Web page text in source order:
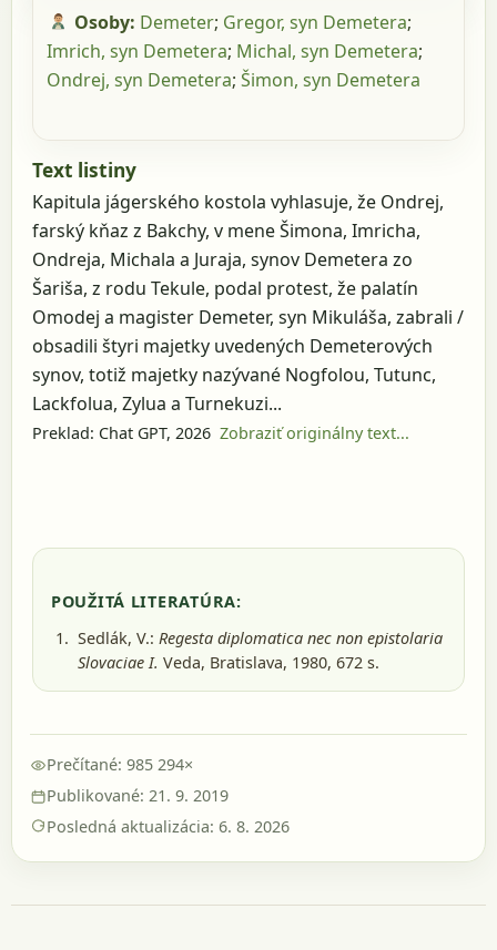
Osoby: Demeter; Gregor, syn Demetera;
Imrich, syn Demetera; Michal, syn Demetera;
Ondrej, syn Demetera; Šimon, syn Demetera
Text listiny
Kapitula jágerského kostola vyhlasuje, že Ondrej,
farský kňaz z Bakchy, v mene Šimona, Imricha,
Ondreja, Michala a Juraja, synov Demetera zo
Šariša, z rodu Tekule, podal protest, že palatín
Omodej a magister Demeter, syn Mikuláša, zabrali /
obsadili štyri majetky uvedených Demeterových
synov, totiž majetky nazývané Nogfolou, Tutunc,
Lackfolua, Zylua a Turnekuzi...
Preklad: Chat GPT, 2026 Zobraziť originálny text...
POUŽITÁ LITERATÚRA:
Sedlák, V.: Regesta diplomatica nec non epistolaria
Slovaciae I. Veda, Bratislava, 1980, 672 s.
Prečítané: 985 294×
Publikované: 21. 9. 2019
Posledná aktualizácia: 6. 8. 2026